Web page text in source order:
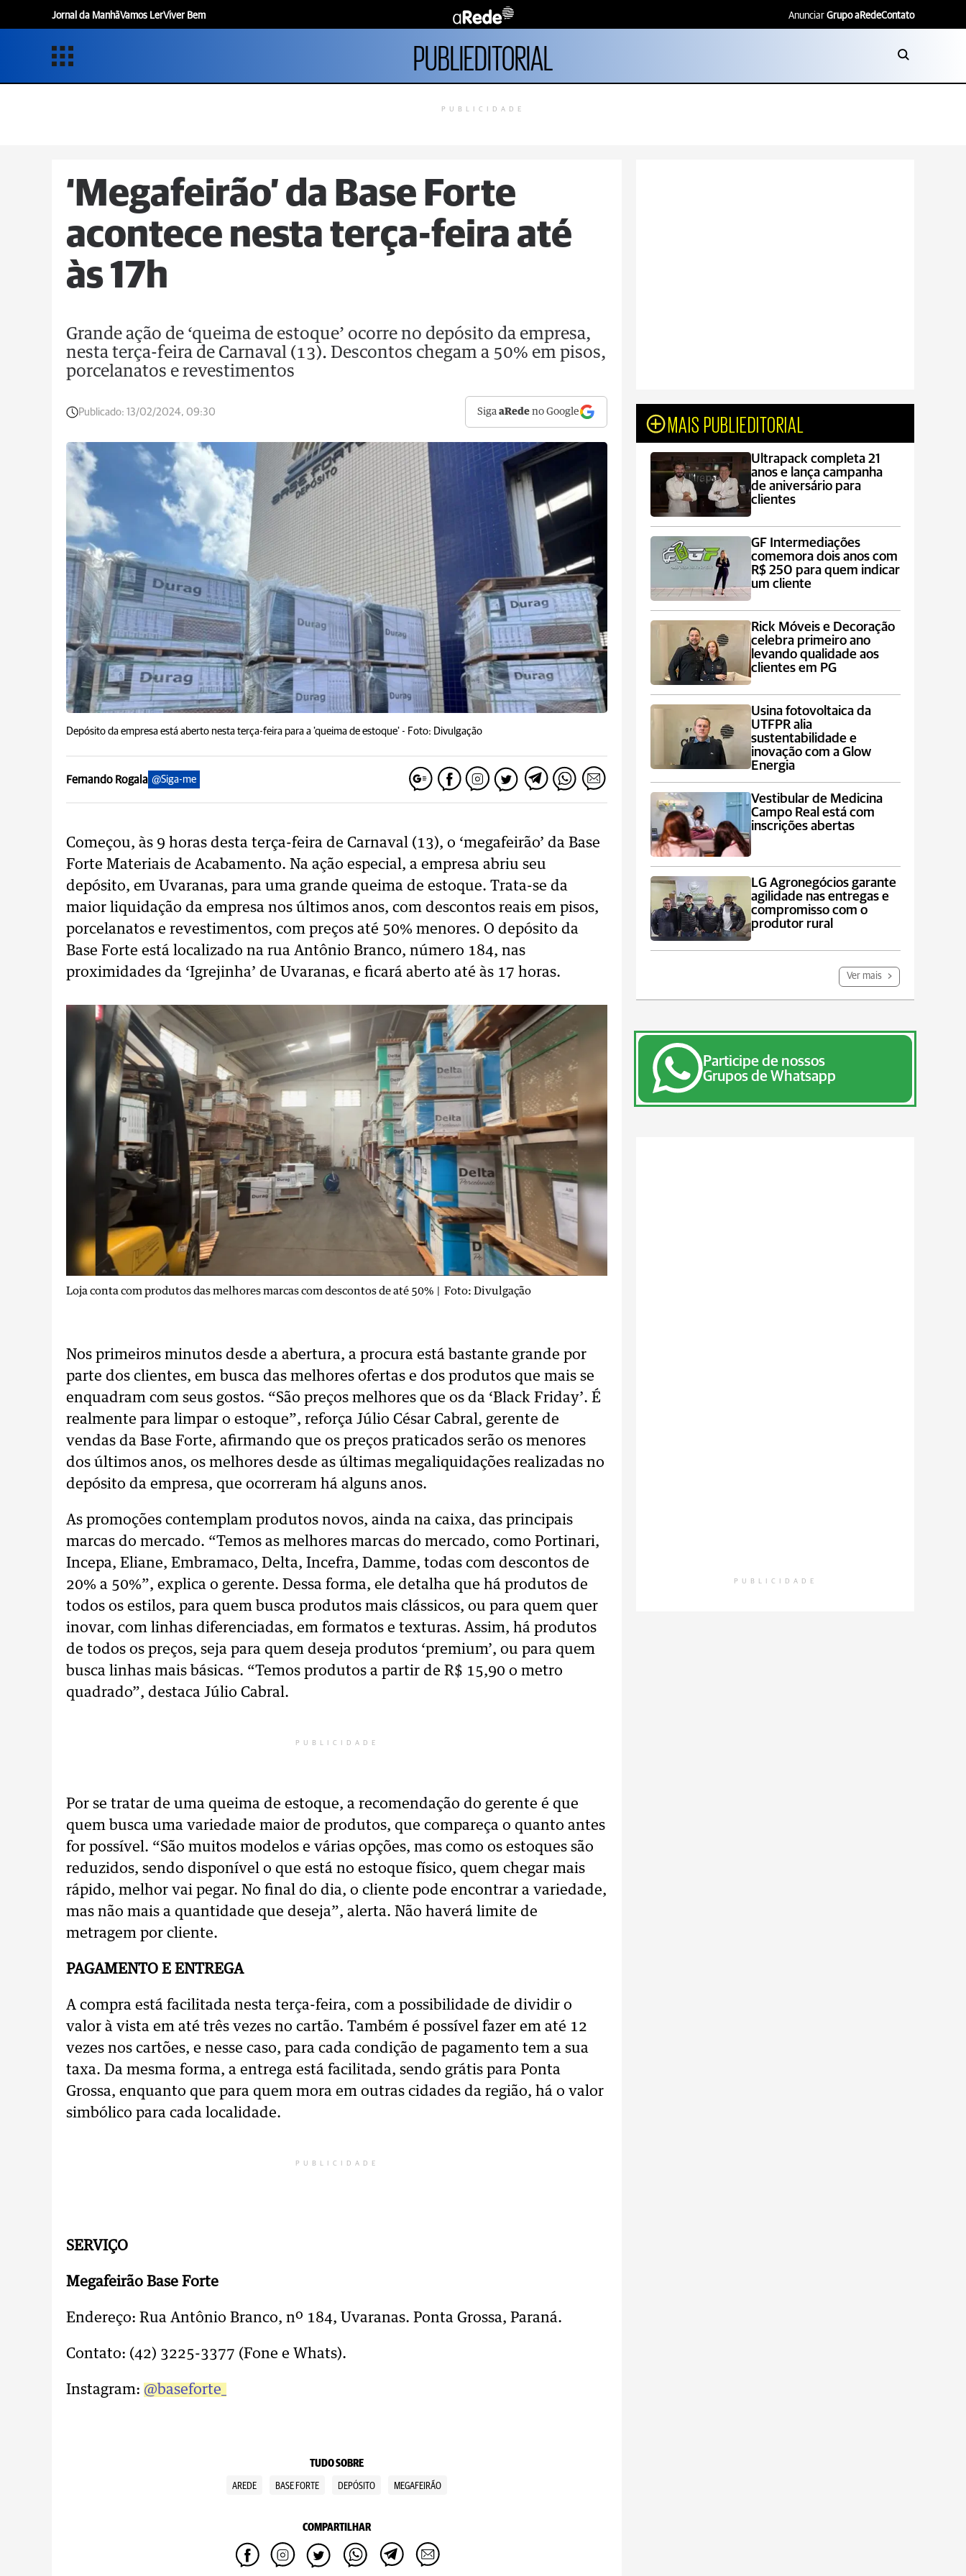
Jornal da ManhãVamos LerViver Bem Anunciar Grupo aRedeContato
PUBLIEDITORIAL
PUBLICIDADE
‘Megafeirão’ da Base Forte
acontece nesta terça-feira até
às 17h
Grande ação de ‘queima de estoque’ ocorre no depósito da empresa,
nesta terça-feira de Carnaval (13). Descontos chegam a 50% em pisos,
porcelanatos e revestimentos
Publicado: 13/02/2024, 09:30 SigaaRede no Google
Depósito da empresa está aberto nesta terça-feira para a 'queima de estoque' - Foto: Divulgação
Fernando Rogala @Siga-me
Começou, às 9 horas desta terça-feira de Carnaval (13), o ‘megafeirão’ da Base
Forte Materiais de Acabamento. Na ação especial, a empresa abriu seu
depósito, em Uvaranas, para uma grande queima de estoque. Trata-se da
maior liquidação da empresa nos últimos anos, com descontos reais em pisos,
porcelanatos e revestimentos, com preços até 50% menores. O depósito da
Base Forte está localizado na rua Antônio Branco, número 184, nas
proximidades da ‘Igrejinha’ de Uvaranas, e ficará aberto até às 17 horas.
Loja conta com produtos das melhores marcas com descontos de até 50% | Foto: Divulgação
Nos primeiros minutos desde a abertura, a procura está bastante grande por
parte dos clientes, em busca das melhores ofertas e dos produtos que mais se
enquadram com seus gostos. “São preços melhores que os da ‘Black Friday’. É
realmente para limpar o estoque”, reforça Júlio César Cabral, gerente de
vendas da Base Forte, afirmando que os preços praticados serão os menores
dos últimos anos, os melhores desde as últimas megaliquidações realizadas no
depósito da empresa, que ocorreram há alguns anos.
As promoções contemplam produtos novos, ainda na caixa, das principais
marcas do mercado. “Temos as melhores marcas do mercado, como Portinari,
Incepa, Eliane, Embramaco, Delta, Incefra, Damme, todas com descontos de
20% a 50%”, explica o gerente. Dessa forma, ele detalha que há produtos de
todos os estilos, para quem busca produtos mais clássicos, ou para quem quer
inovar, com linhas diferenciadas, em formatos e texturas. Assim, há produtos
de todos os preços, seja para quem deseja produtos ‘premium’, ou para quem
busca linhas mais básicas. “Temos produtos a partir de R$ 15,90 o metro
quadrado”, destaca Júlio Cabral.
PUBLICIDADE
Por se tratar de uma queima de estoque, a recomendação do gerente é que
quem busca uma variedade maior de produtos, que compareça o quanto antes
for possível. “São muitos modelos e várias opções, mas como os estoques são
reduzidos, sendo disponível o que está no estoque físico, quem chegar mais
rápido, melhor vai pegar. No final do dia, o cliente pode encontrar a variedade,
mas não mais a quantidade que deseja”, alerta. Não haverá limite de
metragem por cliente.
PAGAMENTO E ENTREGA
A compra está facilitada nesta terça-feira, com a possibilidade de dividir o
valor à vista em até três vezes no cartão. Também é possível fazer em até 12
vezes nos cartões, e nesse caso, para cada condição de pagamento tem a sua
taxa. Da mesma forma, a entrega está facilitada, sendo grátis para Ponta
Grossa, enquanto que para quem mora em outras cidades da região, há o valor
simbólico para cada localidade.
PUBLICIDADE
SERVIÇO
Megafeirão Base Forte
Endereço: Rua Antônio Branco, nº 184, Uvaranas. Ponta Grossa, Paraná.
Contato: (42) 3225-3377 (Fone e Whats).
Instagram: @baseforte_
TUDO SOBRE
AREDE BASE FORTE DEPÓSITO MEGAFEIRÃO
COMPARTILHAR
MAIS PUBLIEDITORIAL
Ultrapack completa 21
anos e lança campanha
de aniversário para
clientes
GF Intermediações
comemora dois anos com
R$ 250 para quem indicar
um cliente
Rick Móveis e Decoração
celebra primeiro ano
levando qualidade aos
clientes em PG
Usina fotovoltaica da
UTFPR alia
sustentabilidade e
inovação com a Glow
Energia
Vestibular de Medicina
Campo Real está com
inscrições abertas
LG Agronegócios garante
agilidade nas entregas e
compromisso com o
produtor rural
Ver mais
Participe de nossos
Grupos de Whatsapp
PUBLICIDADE